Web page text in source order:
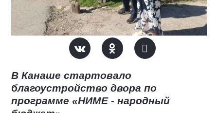
В Канаше стартовало
благоустройство двора по
программе «НИМЕ - народный